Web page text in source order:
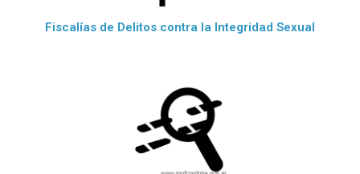
Fiscalías de Delitos contra la Integridad Sexual